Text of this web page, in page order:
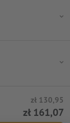
zł 130,95
zł 161,07